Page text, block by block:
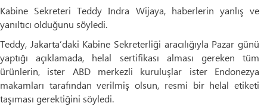
Kabine Sekreteri Teddy Indra Wijaya, haberlerin yanlış ve
yanıltıcı olduğunu söyledi.
Teddy, Jakarta’daki Kabine Sekreterliği aracılığıyla Pazar günü
yaptığı açıklamada, helal sertifikası alması gereken tüm
ürünlerin, ister ABD merkezli kuruluşlar ister Endonezya
makamları tarafından verilmiş olsun, resmi bir helal etiketi
taşıması gerektiğini söyledi.